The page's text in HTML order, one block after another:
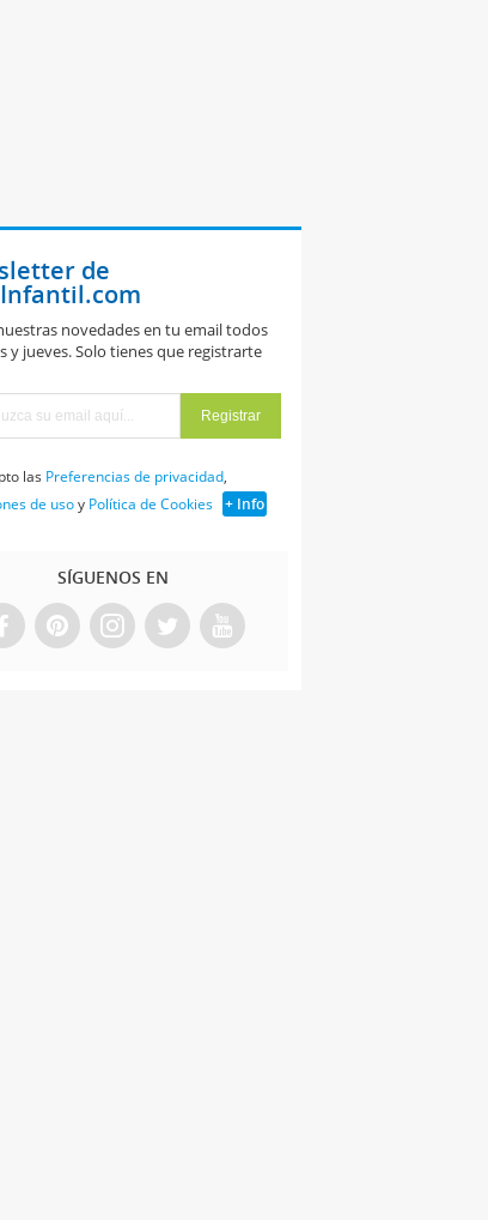
de
novedades en tu email todos
y jueves. Solo tienes que registrarte
las Preferencias de privacidad,
de usoy Política de Cookies + Info
SÍGUENOS EN